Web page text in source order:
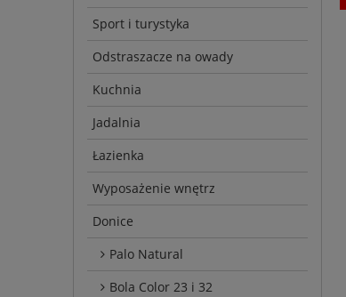
Sport i turystyka
Odstraszacze na owady
Kuchnia
Jadalnia
Łazienka
Wyposażenie wnętrz
Donice
Palo Natural
Bola Color 23 i 32